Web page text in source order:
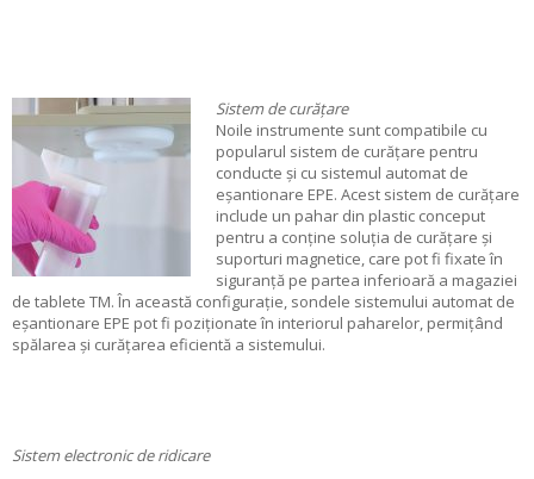
Sistem de curățare
Noile instrumente sunt compatibile cu
popularul sistem de curățare pentru
conducte și cu sistemul automat de
eșantionare EPE. Acest sistem de curățare
include un pahar din plastic conceput
pentru a conține soluția de curățare și
suporturi magnetice, care pot fi fixate în
siguranță pe partea inferioară a magaziei
de tablete TM. În această configurație, sondele sistemului automat de
eșantionare EPE pot fi poziționate în interiorul paharelor, permițând
spălarea și curățarea eficientă a sistemului.
Sistem electronic de ridicare